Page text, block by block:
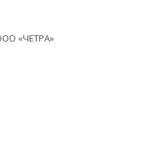
«ЧЕТРА»